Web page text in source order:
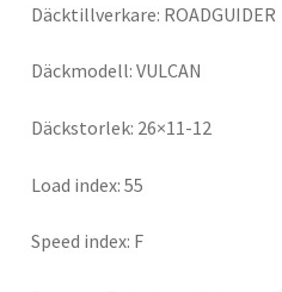
Däcktillverkare: ROADGUIDER
Däckmodell: VULCAN
Däckstorlek: 26×11-12
Load index: 55
Speed index: F